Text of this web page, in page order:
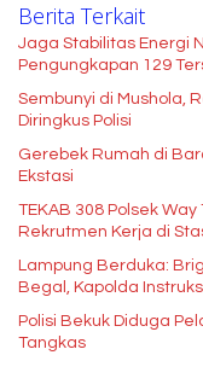
Berita Terkait
Jaga Stabilitas Energi
Pengungkapan 129
Sembunyi di Mushola,
Diringkus Polisi
Gerebek Rumah di
Ekstasi
TEKAB 308 Polsek
Rekrutmen Kerja di
Lampung Berduka:
Begal, Kapolda
Polisi Bekuk Diduga
Tangkas